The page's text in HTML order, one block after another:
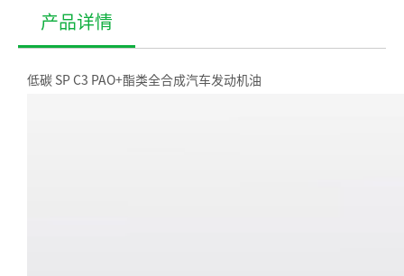
产品详情
低碳 SP C3 PAO+酯类全合成汽车发动机油